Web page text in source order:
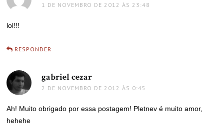
1 DE NOVEMBRO DE 2012 ÀS 23:48
lol!!!
RESPONDER
gabriel cezar
2 DE NOVEMBRO DE 2012 ÀS 0:45
Ah! Muito obrigado por essa postagem! Pletnev é muito amor,
hehehe